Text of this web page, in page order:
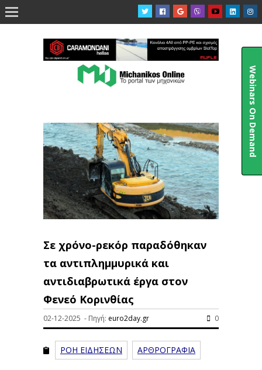

Σε χρόνο-ρεκόρ παραδόθηκαν
τα αντιπλημμυρικά και
αντιδιαβρωτικά έργα στον
Φενεό Κορινθίας
02-12-2025 - Πηγή: euro2day.gr 0
ΡΟΗ ΕΙΔΗΣΕΩΝ ΑΡΘΡΟΓΡΑΦΙΑ
Webinars On Demand